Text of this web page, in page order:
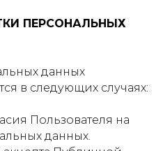
ПЕРСОНАЛЬНЫХ
данных
в следующих случаях:
Пользователя на
данных.